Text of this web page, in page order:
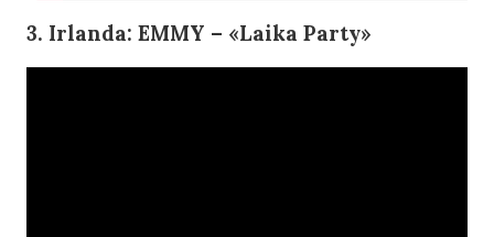
3. Irlanda: EMMY – «Laika Party»